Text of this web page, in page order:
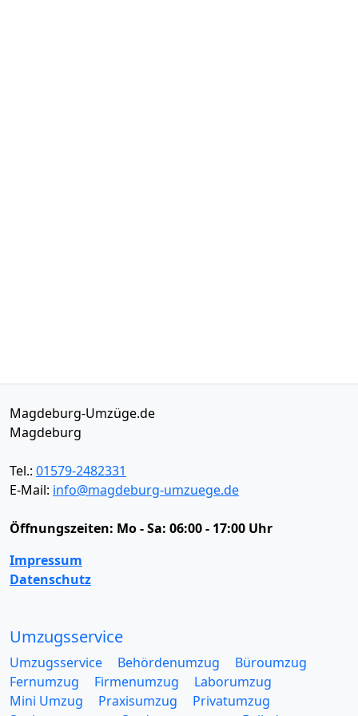
Magdeburg-Umzüge.de
Magdeburg
Tel.: 01579-2482331
E-Mail: info@magdeburg-umzuege.de
Öffnungszeiten: Mo - Sa: 06:00 - 17:00 Uhr
Impressum
Datenschutz
Umzugsservice
Umzugsservice Behördenumzug
Büroumzug
Fernumzug
Firmenumzug
Laborumzug
Mini Umzug
Praxisumzug
Privatumzug